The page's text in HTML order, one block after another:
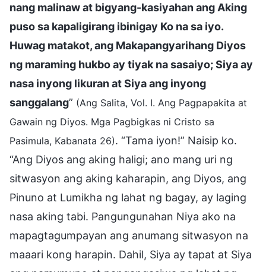
nang malinaw at bigyang-kasiyahan ang Aking
puso sa kapaligirang ibinigay Ko na sa iyo.
Huwag matakot, ang Makapangyarihang Diyos
ng maraming hukbo ay tiyak na sasaiyo; Siya ay
nasa inyong likuran at Siya ang inyong
sanggalang” (Ang Salita, Vol. I. Ang Pagpapakita at
Gawain ng Diyos. Mga Pagbigkas ni Cristo sa
Pasimula, Kabanata 26). “Tama iyon!” Naisip ko.
“Ang Diyos ang aking haligi; ano mang uri ng
sitwasyon ang aking kaharapin, ang Diyos, ang
Pinuno at Lumikha ng lahat ng bagay, ay laging
nasa aking tabi. Pangungunahan Niya ako na
mapagtagumpayan ang anumang sitwasyon na
maaari kong harapin. Dahil, Siya ay tapat at Siya